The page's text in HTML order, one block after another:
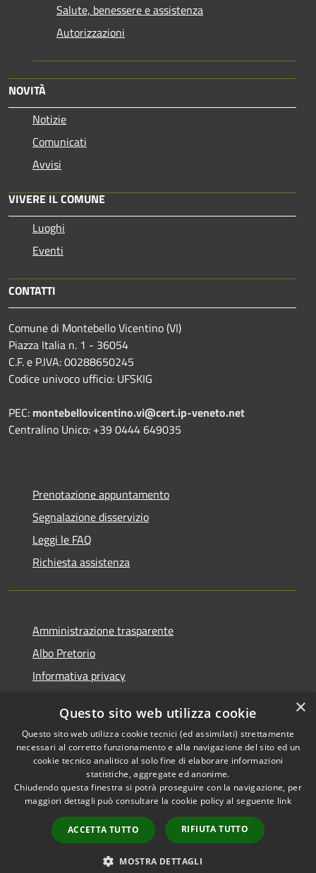
Salute, benessere e assistenza
Autorizzazioni
NOVITÀ
Notizie
Comunicati
Avvisi
VIVERE IL COMUNE
Luoghi
Eventi
CONTATTI
Comune di Montebello Vicentino (VI)
Piazza Italia n. 1 - 36054
C.F. e P.IVA: 00288650245
Codice univoco ufficio: UFSKIG
PEC: montebellovicentino.vi@cert.ip-veneto.net
Centralino Unico: +39 0444 649035
Prenotazione appuntamento
Segnalazione disservizio
Leggi le FAQ
Richiesta assistenza
Amministrazione trasparente
Albo Pretorio
Informativa privacy
Dichiarazione di accessibilità
RSS
Accessibilità
Copyright © 2026 • Comune di
Montebello Vicentino •
Powered byMunicipium
Accesso redazione
×
Questo sito web utilizza cookie
Questo sito web utilizza cookie tecnici (ed assimilati) strettamente
necessari al corretto funzionamento e alla navigazione del sito ed un
cookie tecnico analitico al solo fine di elaborare informazioni
statistiche, aggregate ed anonime.
Chiudendo questa finestra si potrà proseguire con la navigazione, per
maggiori dettagli può consultare la cookie policy al seguente link
ACCETTA TUTTO RIFIUTA TUTTO
MOSTRA DETTAGLI